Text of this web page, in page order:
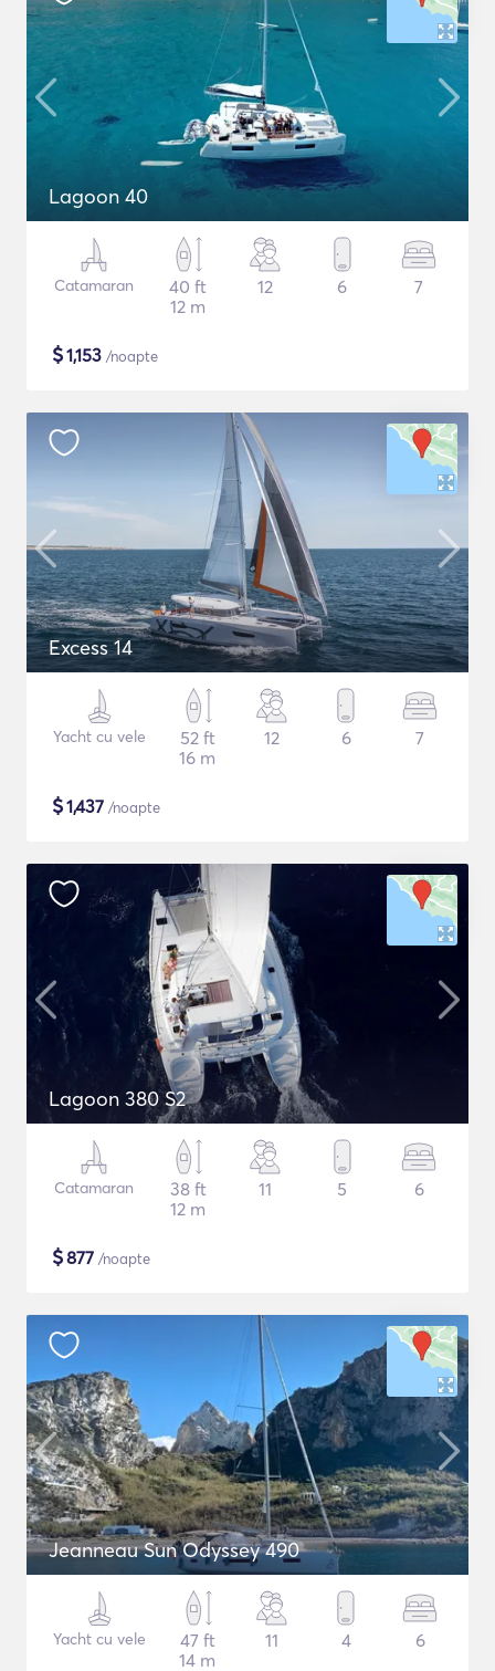
Lagoon 40
Catamaran
40 ft
12 m
12 6 7
$1,153 /noapte
Excess 14
Yacht cu vele
52 ft
16 m
12 6 7
$1,437 /noapte
Lagoon 380 S2
Catamaran
38 ft
12 m
11 5 6
$877 /noapte
Jeanneau Sun Odyssey 490
Yacht cu vele
47 ft
14 m
11 4 6